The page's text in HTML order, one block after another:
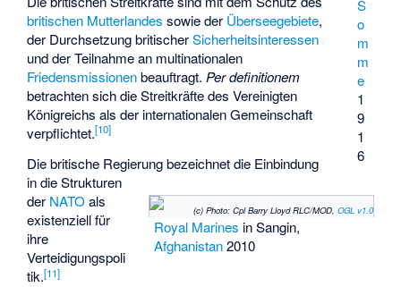
S
o
m
m
e
1
9
1
6
(c) Photo: Cpl Barry Lloyd RLC/MOD, OGL v1.0
Royal Marines in Sangin,
Afghanistan2010
britischen Mutterlandes sowie der Überseegebiete,
der Durchsetzung britischerSicherheitsinteressen
und der Teilnahme an multinationalen
Friedensmissionenbeauftragt. Per definitionem
betrachten sich die Streitkräfte des Vereinigten
Königreichs als der internationalen Gemeinschaft
verpflichtet.[10]
Die britische Regierung bezeichnet die Einbindung
in die Strukturen
der NATOals
existenziell für
ihre
Verteidigungspoli
tik.[11]